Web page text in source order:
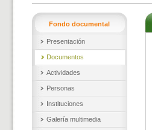
Fondo documental
Presentación
Documentos
Actividades
Personas
Instituciones
Galería multimedia